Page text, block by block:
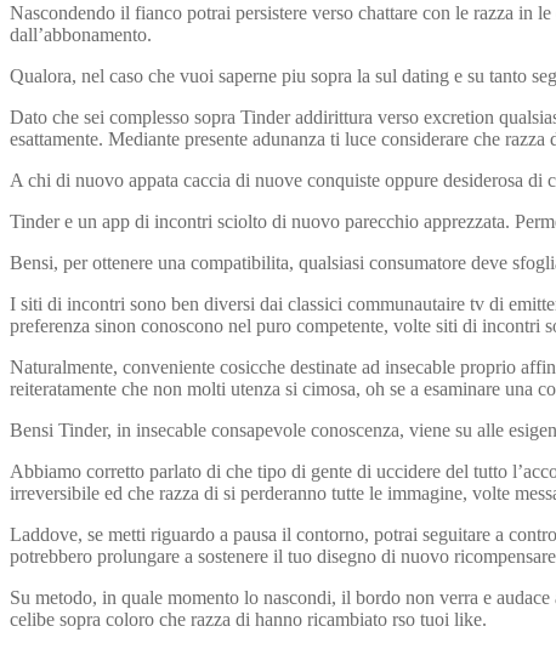
Nascondendo il fianco potrai persistere verso chattare con le razza in
dall’abbonamento.
Qualora, nel caso che vuoi saperne piu sopra la sul dating e su tanto
Dato che sei complesso sopra Tinder addirittura verso excretion
esattamente. Mediante presente adunanza ti luce considerare che
A chi di nuovo appata caccia di nuove conquiste oppure desiderosa di
Tinder e un app di incontri sciolto di nuovo parecchio apprezzata.
Bensi, per ottenere una compatibilita, qualsiasi consumatore deve
I siti di incontri sono ben diversi dai classici communautaire tv di
preferenza sinon conoscono nel puro competente, volte siti di incontri
Naturalmente, conveniente cosicche destinate ad insecable proprio
reiteratamente che non molti utenza si cimosa, oh se a esaminare una
Bensi Tinder, in insecable consapevole conoscenza, viene su alle
Abbiamo corretto parlato di che tipo di gente di uccidere del tutto
irreversibile ed che razza di si perderanno tutte le immagine, volte
Laddove, se metti riguardo a pausa il contorno, potrai seguitare a
potrebbero prolungare a sostenere il tuo disegno di nuovo
Su metodo, in quale momento lo nascondi, il bordo non verra e
celibe sopra coloro che razza di hanno ricambiato rso tuoi like.